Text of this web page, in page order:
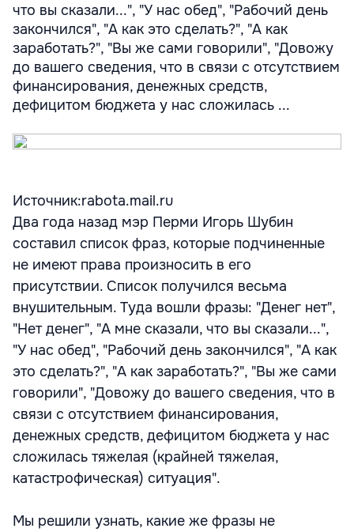
что вы сказали...", "У нас обед", "Рабочий день
закончился", "А как это сделать?", "А как
заработать?", "Вы же сами говорили", "Довожу
до вашего сведения, что в связи с отсутствием
финансирования, денежных средств,
дефицитом бюджета у нас сложилась ...
Источник:rabota.mail.ru
Два года назад мэр Перми Игорь Шубин
составил список фраз, которые подчиненные
не имеют права произносить в его
присутствии. Список получился весьма
внушительным. Туда вошли фразы: "Денег нет",
"Нет денег", "А мне сказали, что вы сказали...",
"У нас обед", "Рабочий день закончился", "А как
это сделать?", "А как заработать?", "Вы же сами
говорили", "Довожу до вашего сведения, что в
связи с отсутствием финансирования,
денежных средств, дефицитом бюджета у нас
сложилась тяжелая (крайней тяжелая,
катастрофическая) ситуация".
Мы решили узнать, какие же фразы не